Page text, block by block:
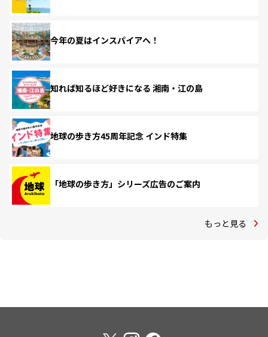
今年の夏はインスパイアへ！
知れば知るほど好きになる 湘南・江の島
地球の歩き方45周年記念 インド特集
「地球の歩き方」シリーズ広告のご案内
もっと見る